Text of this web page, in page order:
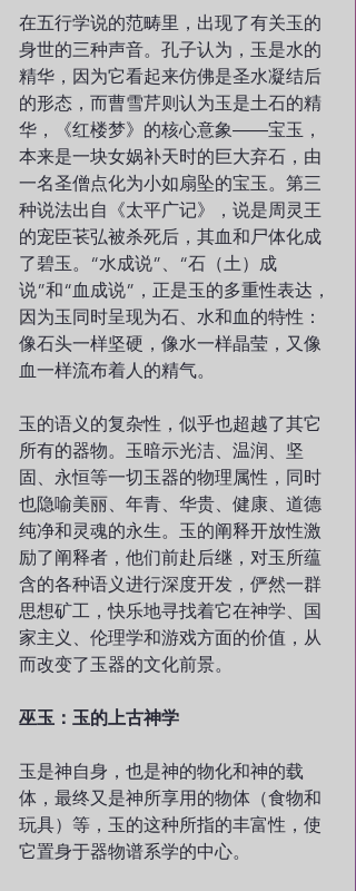
在五行学说的范畴里，出现了有关玉的
身世的三种声音。孔子认为，玉是水的
精华，因为它看起来仿佛是圣水凝结后
的形态，而曹雪芹则认为玉是土石的精
华，《红楼梦》的核心意象――宝玉，
本来是一块女娲补天时的巨大弃石，由
一名圣僧点化为小如扇坠的宝玉。第三
种说法出自《太平广记》，说是周灵王
的宠臣苌弘被杀死后，其血和尸体化成
了碧玉。“水成说”、“石（土）成
说”和“血成说”，正是玉的多重性表达，
因为玉同时呈现为石、水和血的特性：
像石头一样坚硬，像水一样晶莹，又像
血一样流布着人的精气。
玉的语义的复杂性，似乎也超越了其它
所有的器物。玉暗示光洁、温润、坚
固、永恒等一切玉器的物理属性，同时
也隐喻美丽、年青、华贵、健康、道德
纯净和灵魂的永生。玉的阐释开放性激
励了阐释者，他们前赴后继，对玉所蕴
含的各种语义进行深度开发，俨然一群
思想矿工，快乐地寻找着它在神学、国
家主义、伦理学和游戏方面的价值，从
而改变了玉器的文化前景。
巫玉：玉的上古神学
玉是神自身，也是神的物化和神的载
体，最终又是神所享用的物体（食物和
玩具）等，玉的这种所指的丰富性，使
它置身于器物谱系学的中心。